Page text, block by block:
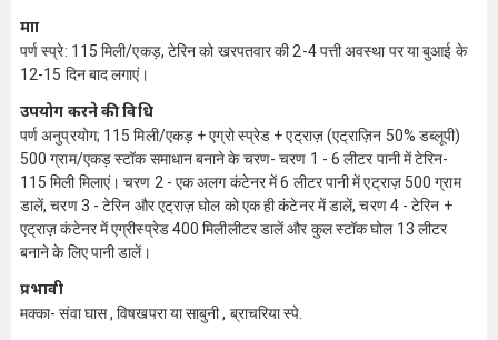
मात्रा
पर्ण स्प्रे: 115 मिली/एकड़, टेरिन को खरपतवार की 2-4 पत्ती अवस्था पर या बुआई के
12-15 दिन बाद लगाएं।
उपयोग करने की विधि
पर्ण अनुप्रयोग; 115 मिली/एकड़ + एग्रो स्प्रेड + एट्राज़ (एट्राज़िन 50% डब्लूपी)
500 ग्राम/एकड़ स्टॉक समाधान बनाने के चरण- चरण 1 - 6 लीटर पानी में टेरिन-
115 मिली मिलाएं। चरण 2 - एक अलग कंटेनर में 6 लीटर पानी में एट्राज़ 500 ग्राम
डालें, चरण 3 - टेरिन और एट्राज़ घोल को एक ही कंटेनर में डालें, चरण 4 - टेरिन +
एट्राज़ कंटेनर में एग्रीस्प्रेड 400 मिलीलीटर डालें और कुल स्टॉक घोल 13 लीटर
बनाने के लिए पानी डालें।
प्रभावी
मक्का- संवा घास , विषखपरा या साबुनी , ब्राचरिया स्पे.